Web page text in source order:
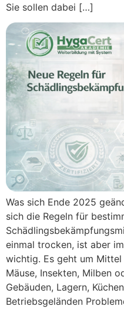
Sie sollen dabei […]
Was sich Ende 2025
sich die Regeln für
einmal trocken, ist aber
wichtig. Es geht um
Mäuse, Insekten, Milben
Gebäuden, Lagern,
Betriebsgeländen